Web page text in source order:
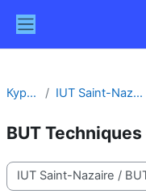
Курсы IUT Saint-Nazaire
BUT
Категории курсов